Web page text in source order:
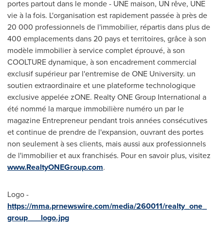
portes partout dans le monde - UNE maison, UN rêve, UNE
vie à la fois. L'organisation est rapidement passée à près de
20 000 professionnels de l'immobilier, répartis dans plus de
400 emplacements dans 20 pays et territoires, grâce à son
modèle immobilier à service complet éprouvé, à son
COOLTURE dynamique, à son encadrement commercial
exclusif supérieur par l'entremise de ONE University. un
soutien extraordinaire et une plateforme technologique
exclusive appelée zONE. Realty ONE Group International a
été nommé la marque immobilière numéro un par le
magazine Entrepreneur pendant trois années consécutives
et continue de prendre de l'expansion, ouvrant des portes
non seulement à ses clients, mais aussi aux professionnels
de l'immobilier et aux franchisés. Pour en savoir plus, visitez
www.RealtyONEGroup.com.
Logo -
https://mma.prnewswire.com/media/260011/realty_one_
group___logo.jpg